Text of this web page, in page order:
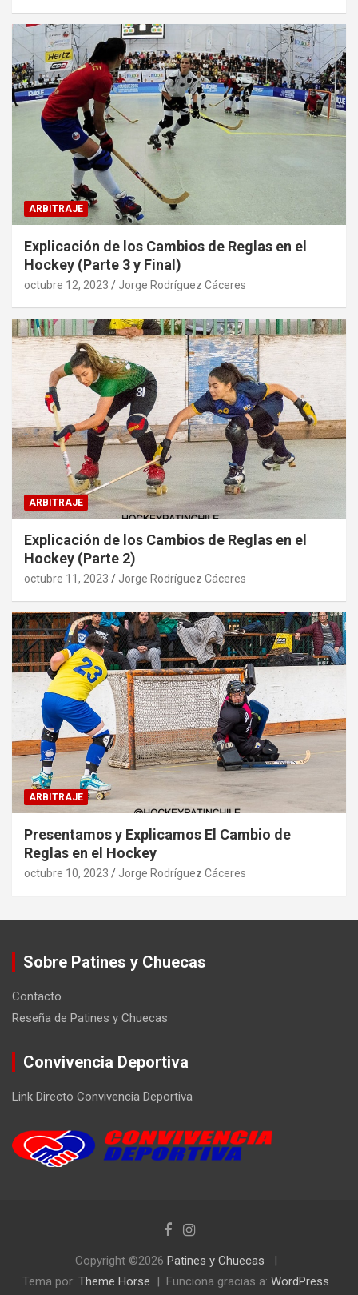
ARBITRAJE
Explicación de los Cambios de Reglas en el
Hockey (Parte 3 y Final)
octubre 12, 2023 Jorge Rodríguez Cáceres
ARBITRAJE
Explicación de los Cambios de Reglas en el
Hockey (Parte 2)
octubre 11, 2023 Jorge Rodríguez Cáceres
ARBITRAJE
Presentamos y Explicamos El Cambio de
Reglas en el Hockey
octubre 10, 2023 Jorge Rodríguez Cáceres
Sobre Patines y Chuecas
Contacto
Reseña de Patines y Chuecas
Convivencia Deportiva
Link Directo Convivencia Deportiva
Copyright ©2026 Patines y Chuecas
Tema por: Theme Horse Funciona gracias a: WordPress